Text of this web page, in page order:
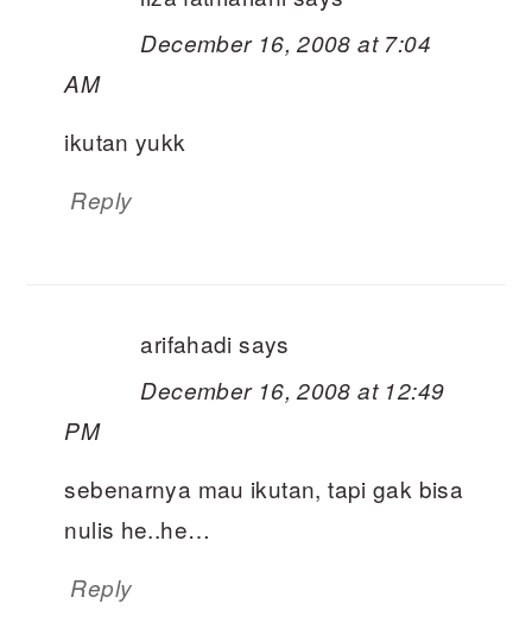
December 16, 2008 at 7:04
AM
ikutan yukk
Reply
arifahadi says
December 16, 2008 at 12:49
PM
sebenarnya mau ikutan, tapi gak bisa
nulis he..he…
Reply